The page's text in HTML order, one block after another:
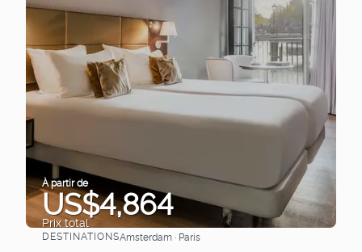
À partir de
US$4,864
Prix ​​total
Afficher
DESTINATIONSAmsterdam · Paris